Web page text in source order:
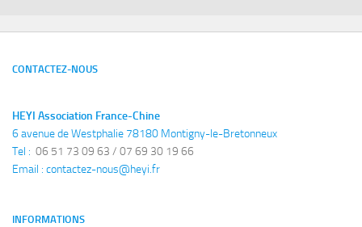
CONTACTEZ-NOUS
HEYI Association France-Chine
6 avenue de Westphalie 78180 Montigny-le-Bretonneux
Tel : 06 51 73 09 63 / 07 69 30 19 66
Email : contactez-nous@heyi.fr
INFORMATIONS